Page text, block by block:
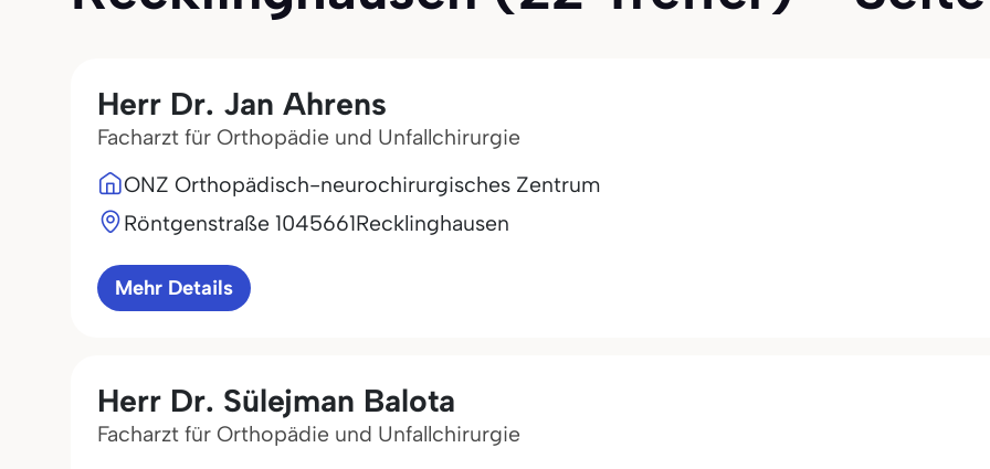
Herr Dr. Jan Ahrens
Facharzt für Orthopädie und Unfallchirurgie
ONZ Orthopädisch-neurochirurgisches Zentrum
Röntgenstraße 1045661Recklinghausen
Mehr Details
Herr Dr. Sülejman Balota
Facharzt für Orthopädie und Unfallchirurgie